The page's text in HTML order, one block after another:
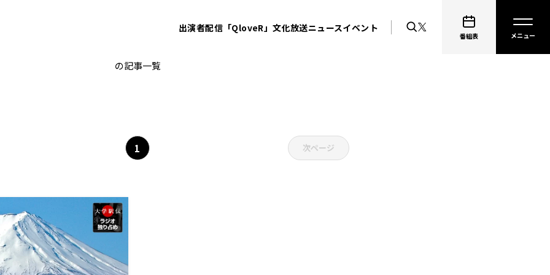
出演者配信「QloveR」文化放送ニュースイベント
番組表
の記事一覧
1 次ページ